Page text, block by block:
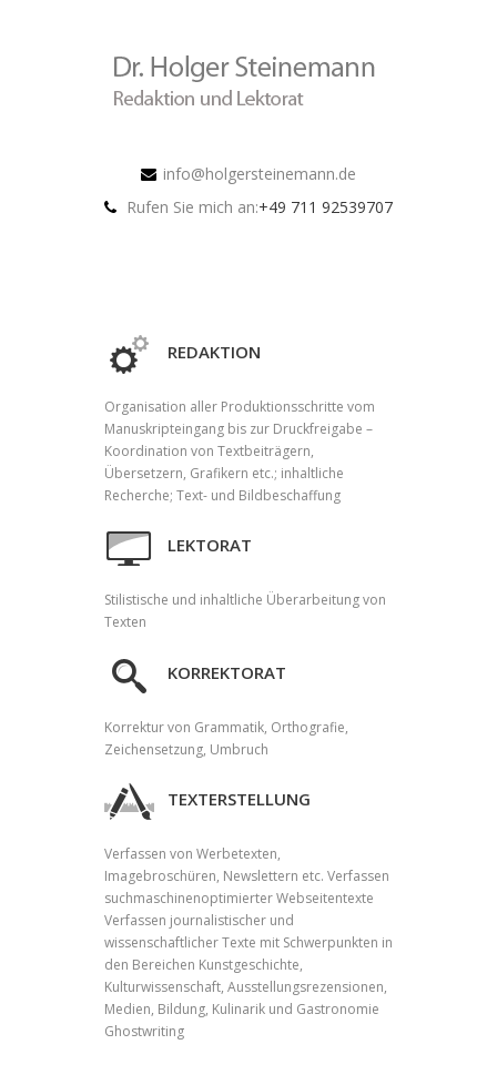
info@holgersteinemann.de
Rufen Sie mich an:+49 711 92539707
REDAKTION
Organisation aller Produktionsschritte vom
Manuskripteingang bis zur Druckfreigabe –
Koordination von Textbeiträgern,
Übersetzern, Grafikern etc.; inhaltliche
Recherche; Text- und Bildbeschaffung
LEKTORAT
Stilistische und inhaltliche Überarbeitung von
Texten
KORREKTORAT
Korrektur von Grammatik, Orthografie,
Zeichensetzung, Umbruch
TEXTERSTELLUNG
Verfassen von Werbetexten,
Imagebroschüren, Newslettern etc. Verfassen
suchmaschinenoptimierter Webseitentexte
Verfassen journalistischer und
wissenschaftlicher Texte mit Schwerpunkten in
den Bereichen Kunstgeschichte,
Kulturwissenschaft, Ausstellungsrezensionen,
Medien, Bildung, Kulinarik und Gastronomie
Ghostwriting